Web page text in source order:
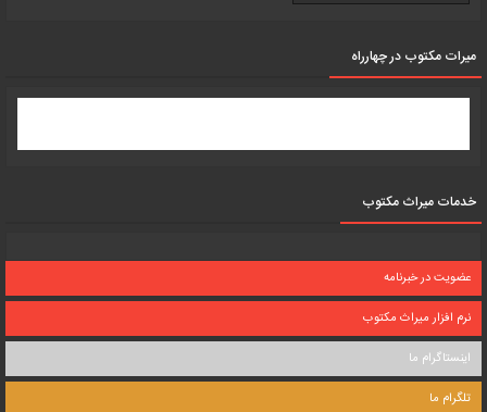
میرات مکتوب در چهارراه
خدمات میراث مکتوب
عضویت در خبرنامه
نرم افزار میراث مکتوب
اینستاگرام ما
تلگرام ما